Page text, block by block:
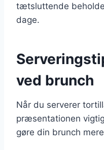
tætsluttende
dage.
ved brunch
Når du serverer
præsentationen
gøre din brunch